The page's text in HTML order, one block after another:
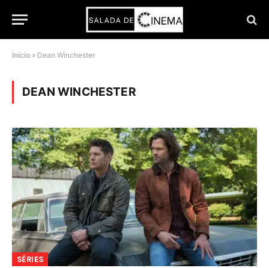
Início » Dean Winchester
DEAN WINCHESTER
SÉRIES